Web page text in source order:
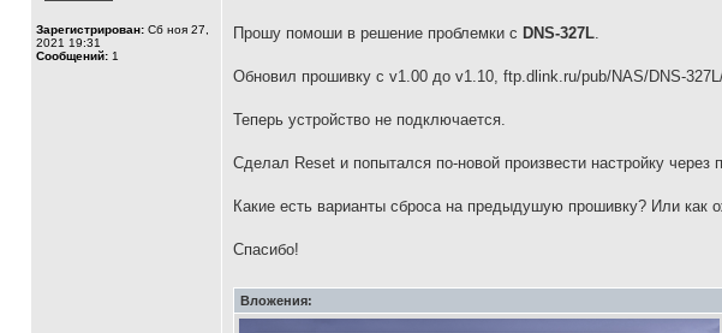
Зарегистрирован: Сб ноя 27,
2021 19:31
Сообщений: 1
Прошу помоши в решение проблемки с DNS-327L.
Обновил прошивку с v1.00 до v1.10, ftp.dlink.ru/pub/NAS/DNS-
Теперь устройство не подключается.
Сделал Reset и попытался по-новой произвести настройку
Какие есть варианты сброса на предыдушую прошивку? Или как
Спасибо!
Вложения: